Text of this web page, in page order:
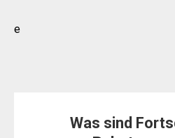
Was sind